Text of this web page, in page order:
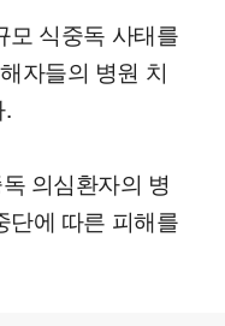
모 식중독 사태를
자들의 병원 치
의심환자의 병
단에 따른 피해를